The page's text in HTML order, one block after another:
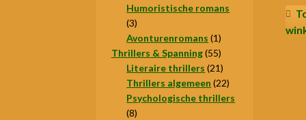
producten
Humoristische romans
33
producten
Avonturenromans 11
product
Thrillers & Spanning 5555
producten
Literaire thrillers 2121
producten
Thrillers algemeen 2222
producten
Psychologische thrillers
88